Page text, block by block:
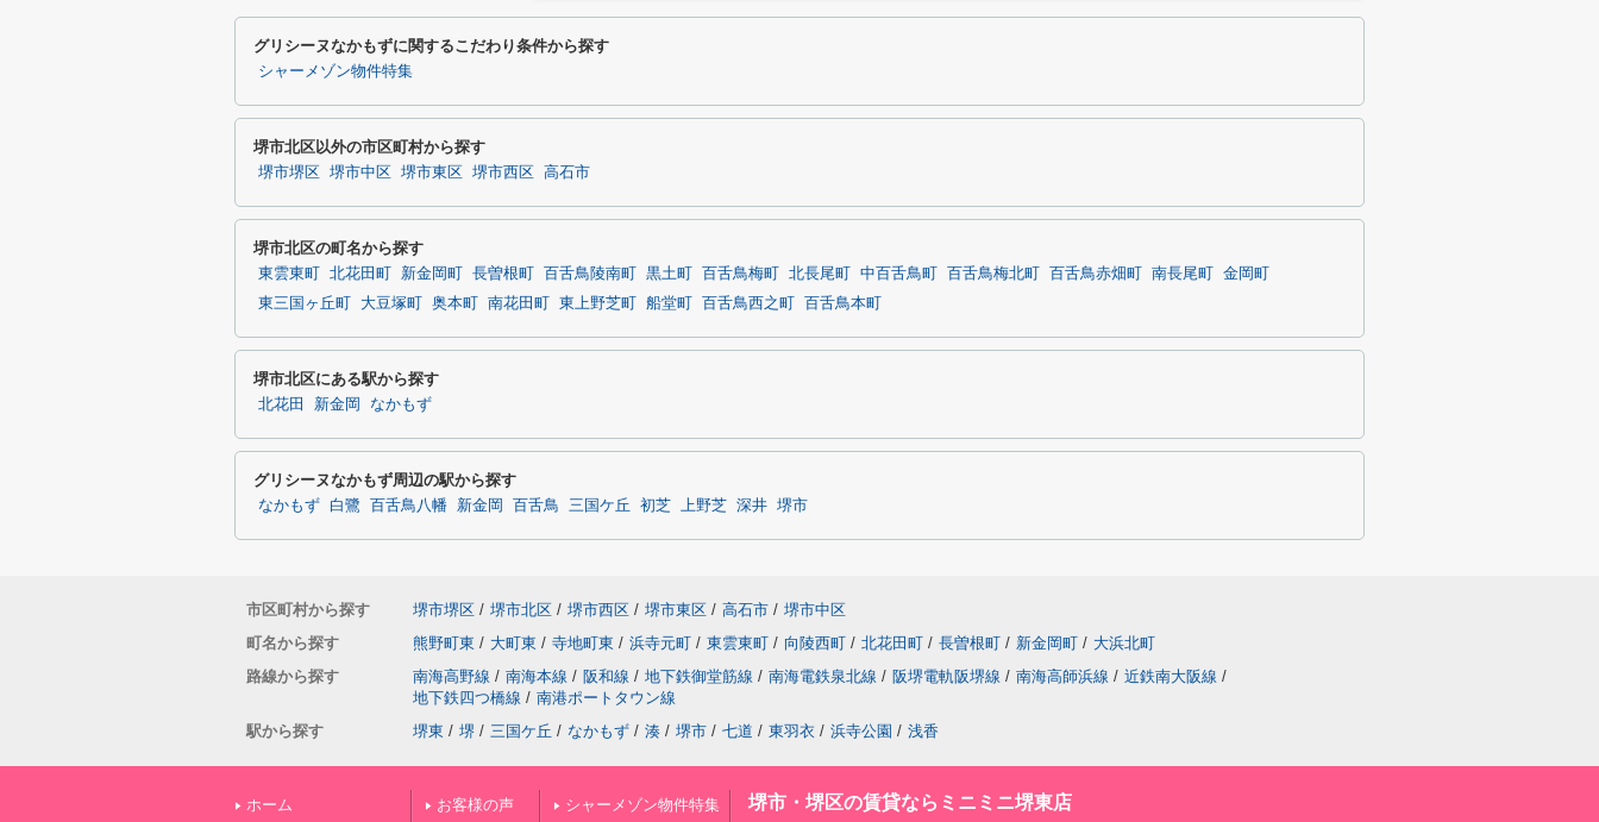
グリシーヌなかもずに関するこだわり条件から探す
シャーメゾン物件特集
堺市北区以外の市区町村から探す
堺市堺区 堺市中区 堺市東区 堺市西区 高石市
堺市北区の町名から探す
東雲東町 北花田町 新金岡町 長曽根町 百舌鳥陵南町 黒土町 百舌鳥梅町 北長尾町 中百舌鳥町 百舌鳥梅北町 百舌鳥赤畑町 南長尾町
金岡町
東三国ヶ丘町
大豆塚町 奥本町 南花田町 東上野芝町 船堂町 百舌鳥西之町 百舌鳥本町
堺市北区にある駅から探す
北花田 新金岡 なかもず
グリシーヌなかもず周辺の駅から探す
なかもず 白鷺 百舌鳥八幡 新金岡 百舌鳥 三国ケ丘 初芝 上野芝 深井 堺市
市区町村から探す 堺市堺区 / 堺市北区 / 堺市西区 / 堺市東区 / 高石市 / 堺市中区
町名から探す
熊野町東 / 大町東 / 寺地町東 / 浜寺元町 / 東雲東町 / 向陵西町 / 北花田町 / 長曽根町 / 新金岡町 / 大浜北町
路線から探す
南海高野線 / 南海本線 / 阪和線 / 地下鉄御堂筋線 / 南海電鉄泉北線 / 阪堺電軌阪堺線 / 南海高師浜線 / 近鉄南大阪線 /
地下鉄四つ橋線 / 南港ポートタウン線
駅から探す
堺東 / 堺 / 三国ケ丘 / なかもず / 湊 / 堺市 / 七道 / 東羽衣 / 浜寺公園 / 浅香
ホーム お客様の声 シャーメゾン物件特集 堺市・堺区の賃貸ならミニミニ堺東店